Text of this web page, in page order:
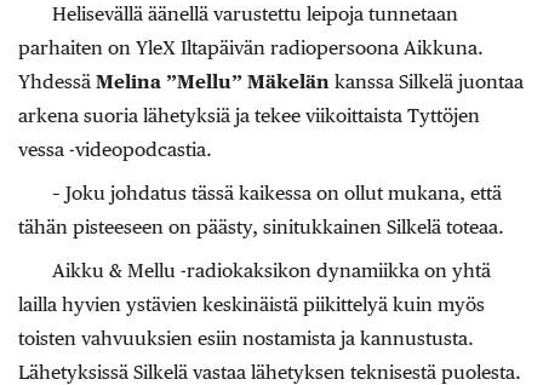
Helisevällä äänellä varustettu leipoja tunnetaan
parhaiten on YleX Iltapäivän radiopersoona Aikkuna.
Yhdessä Melina ”Mellu” Mäkelän kanssa Silkelä juontaa
arkena suoria lähetyksiä ja tekee viikoittaista Tyttöjen
vessa -videopodcastia.
– Joku johdatus tässä kaikessa on ollut mukana, että
tähän pisteeseen on päästy, sinitukkainen Silkelä toteaa.
Aikku & Mellu -radiokaksikon dynamiikka on yhtä
lailla hyvien ystävien keskinäistä piikittelyä kuin myös
toisten vahvuuksien esiin nostamista ja kannustusta.
Lähetyksissä Silkelä vastaa lähetyksen teknisestä puolesta.